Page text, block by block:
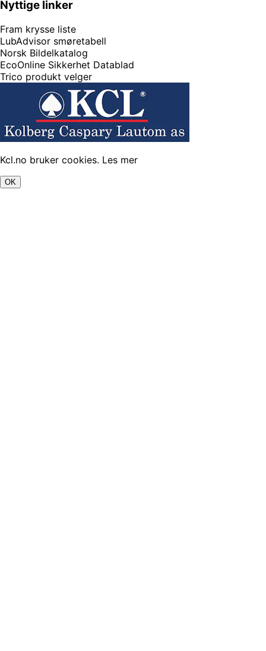
Nyttige linker
Fram krysse liste
LubAdvisor smøretabell
Norsk Bildelkatalog
EcoOnline Sikkerhet Datablad
Trico produkt velger
Kcl.no bruker cookies. Les mer
OK